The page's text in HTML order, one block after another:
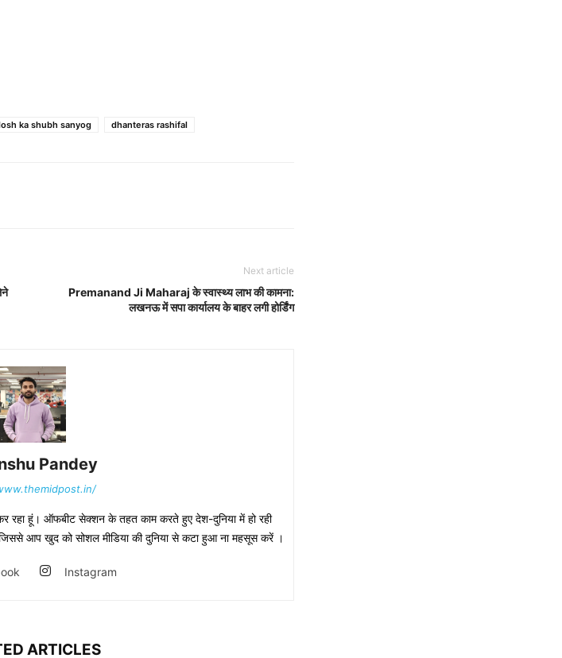
ka shubh sanyog dhanteras rashifal
Next article
Premanand Ji Maharaj के स्वास्थ्य लाभ की कामना:
लखनऊ में सपा कार्यालय के बाहर लगी होर्डिंग
Pandey
रहा हूं। ऑफबीट सेक्शन के तहत काम करते हुए देश-दुनिया में हो रही
आप खुद को सोशल मीडिया की दुनिया से कटा हुआ ना महसूस करें ।
Instagram
ARTICLES